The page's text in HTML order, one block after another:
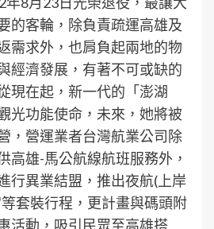
的客輪，除負責疏運高雄及
需求外，也肩負起兩地的物
經濟發展，有著不可或缺的
現在起，新一代的「澎湖
光功能使命，未來，她將被
，營運業者台灣航業公司除
高雄-馬公航線航班服務外，
行異業結盟，推出夜航(上岸
套裝行程，更計畫與碼頭附
活動，吸引民眾至高雄搭